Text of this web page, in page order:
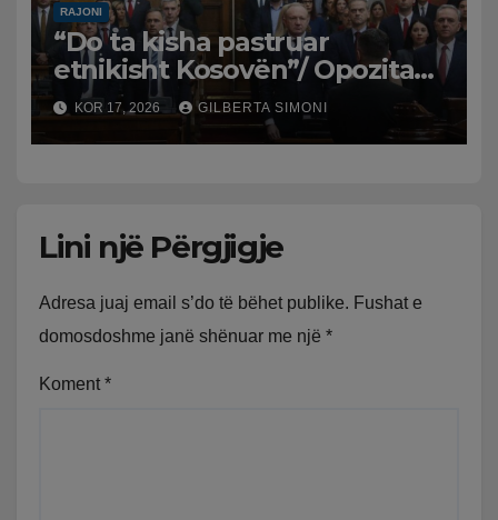
RAJONI
“Do ta kisha pastruar
etnikisht Kosovën”/ Opozita
serbe tenton shkarkimin e
ministres Snežana Paunoviç,
mblidhen vetëm 53 firma
KOR 17, 2026 GILBERTA SIMONI
Lini një Përgjigje
Adresa juaj email s’do të bëhet publike. Fushat e
domosdoshme janë shënuar me një *
Koment *